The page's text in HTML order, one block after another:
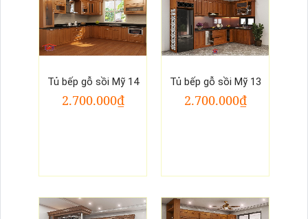
Tủ bếp gỗ sồi Mỹ 14
2.700.000₫
Tủ bếp gỗ sồi Mỹ 13
2.700.000₫